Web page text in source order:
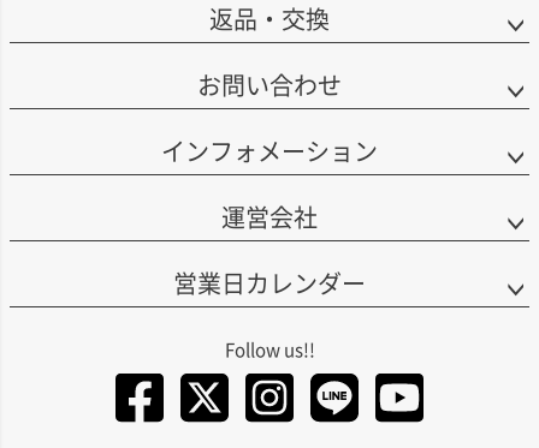
な限定数のみで、どれも希少品となっています。
返品・交換
お問い合わせ
インフォメーション
運営会社
営業日カレンダー
Facebook
Twitter
LINE